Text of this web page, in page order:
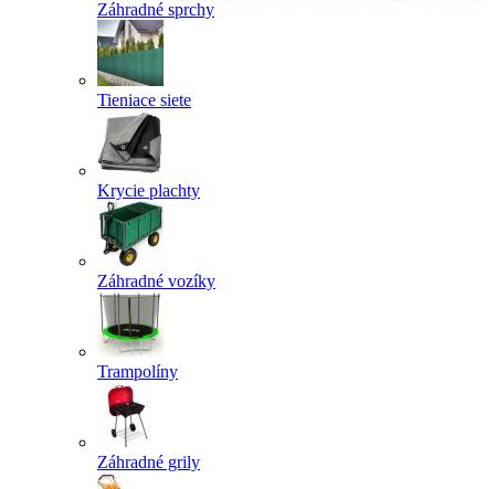
Záhradné sprchy
Tieniace siete
Krycie plachty
Záhradné vozíky
Trampolíny
Záhradné grily